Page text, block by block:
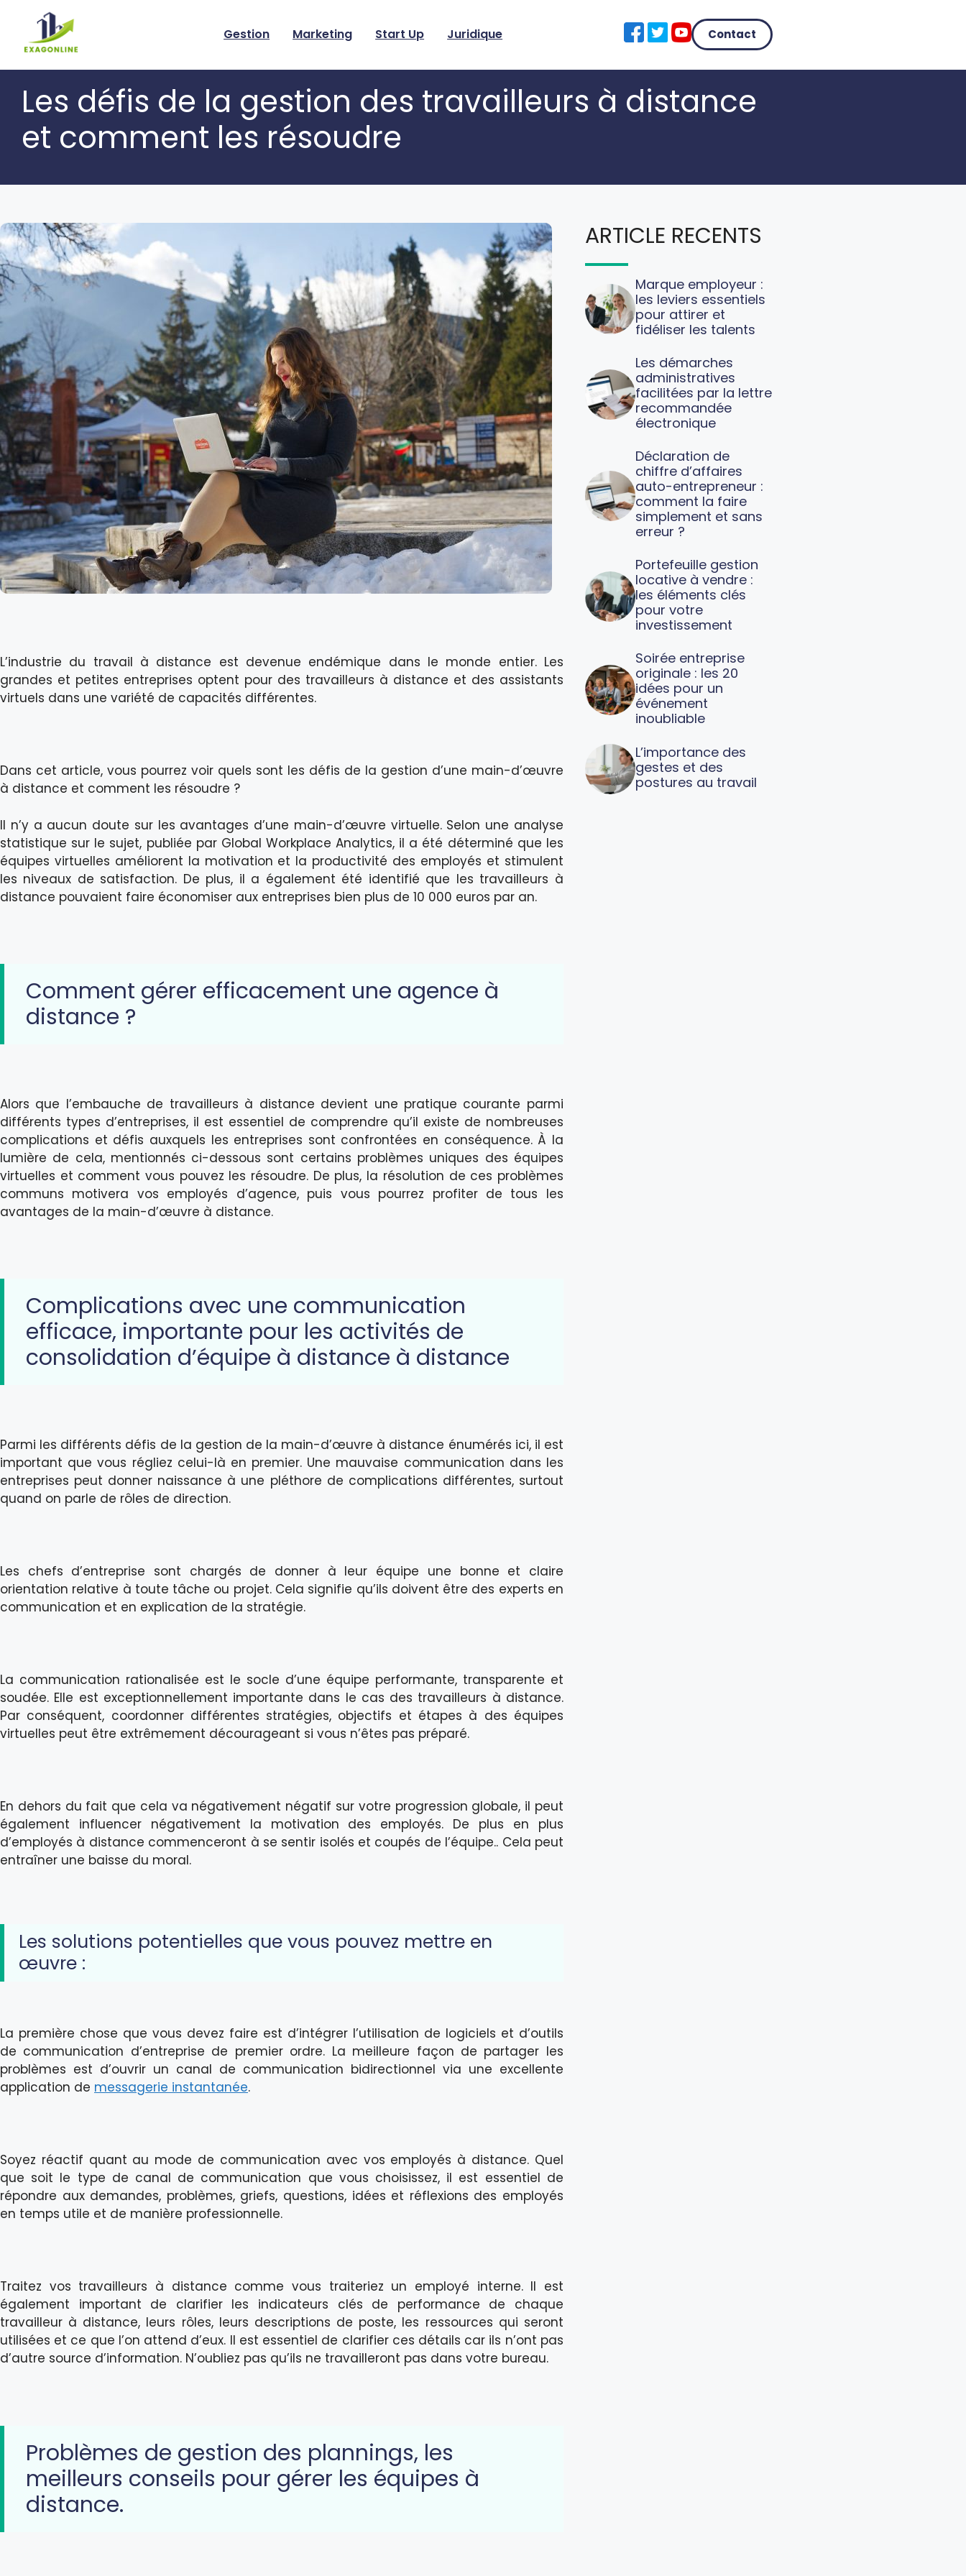
content
Gestion Marketing Start Up Juridique Contact
Les défis de la gestion des travailleurs à distance
et comment les résoudre
L’industrie du travail à distance est devenue endémique dans le monde entier. Les
grandes et petites entreprises optent pour des travailleurs à distance et des assistants
virtuels dans une variété de capacités différentes.
Dans cet article, vous pourrez voir quels sont les défis de la gestion d’une main-d’œuvre
à distance et comment les résoudre ?
Il n’y a aucun doute sur les avantages d’une main-d’œuvre virtuelle. Selon une analyse
statistique sur le sujet, publiée par Global Workplace Analytics, il a été déterminé que les
équipes virtuelles améliorent la motivation et la productivité des employés et stimulent
les niveaux de satisfaction. De plus, il a également été identifié que les travailleurs à
distance pouvaient faire économiser aux entreprises bien plus de 10 000 euros par an.
Comment gérer efficacement une agence à
distance ?
Alors que l’embauche de travailleurs à distance devient une pratique courante parmi
différents types d’entreprises, il est essentiel de comprendre qu’il existe de nombreuses
complications et défis auxquels les entreprises sont confrontées en conséquence. À la
lumière de cela, mentionnés ci-dessous sont certains problèmes uniques des équipes
virtuelles et comment vous pouvez les résoudre. De plus, la résolution de ces problèmes
communs motivera vos employés d’agence, puis vous pourrez profiter de tous les
avantages de la main-d’œuvre à distance.
Complications avec une communication
efficace, importante pour les activités de
consolidation d’équipe à distance à distance
Parmi les différents défis de la gestion de la main-d’œuvre à distance énumérés ici, il est
important que vous régliez celui-là en premier. Une mauvaise communication dans les
entreprises peut donner naissance à une pléthore de complications différentes, surtout
quand on parle de rôles de direction.
Les chefs d’entreprise sont chargés de donner à leur équipe une bonne et claire
orientation relative à toute tâche ou projet. Cela signifie qu’ils doivent être des experts en
communication et en explication de la stratégie.
La communication rationalisée est le socle d’une équipe performante, transparente et
soudée. Elle est exceptionnellement importante dans le cas des travailleurs à distance.
Par conséquent, coordonner différentes stratégies, objectifs et étapes à des équipes
virtuelles peut être extrêmement décourageant si vous n’êtes pas préparé.
En dehors du fait que cela va négativement négatif sur votre progression globale, il peut
également influencer négativement la motivation des employés. De plus en plus
d’employés à distance commenceront à se sentir isolés et coupés de l’équipe.. Cela peut
entraîner une baisse du moral.
Les solutions potentielles que vous pouvez mettre en
œuvre :
La première chose que vous devez faire est d’intégrer l’utilisation de logiciels et d’outils
de communication d’entreprise de premier ordre. La meilleure façon de partager les
problèmes est d’ouvrir un canal de communication bidirectionnel via une excellente
application de messagerie instantanée.
Soyez réactif quant au mode de communication avec vos employés à distance. Quel
que soit le type de canal de communication que vous choisissez, il est essentiel de
répondre aux demandes, problèmes, griefs, questions, idées et réflexions des employés
en temps utile et de manière professionnelle.
Traitez vos travailleurs à distance comme vous traiteriez un employé interne. Il est
également important de clarifier les indicateurs clés de performance de chaque
travailleur à distance, leurs rôles, leurs descriptions de poste, les ressources qui seront
utilisées et ce que l’on attend d’eux. Il est essentiel de clarifier ces détails car ils n’ont pas
d’autre source d’information. N’oubliez pas qu’ils ne travailleront pas dans votre bureau.
Problèmes de gestion des plannings, les
meilleurs conseils pour gérer les équipes à
distance.
ARTICLE RECENTS
Marque employeur :
les leviers essentiels
pour attirer et
fidéliser les talents
Les démarches
administratives
facilitées par la lettre
recommandée
électronique
Déclaration de
chiffre d’affaires
auto-entrepreneur :
comment la faire
simplement et sans
erreur ?
Portefeuille gestion
locative à vendre :
les éléments clés
pour votre
investissement
Soirée entreprise
originale : les 20
idées pour un
événement
inoubliable
L’importance des
gestes et des
postures au travail